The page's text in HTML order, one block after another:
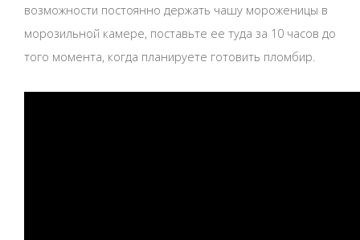
возможности постоянно держать чашу мороженицы в
морозильной камере, поставьте ее туда за 10 часов до
того момента, когда планируете готовить пломбир.